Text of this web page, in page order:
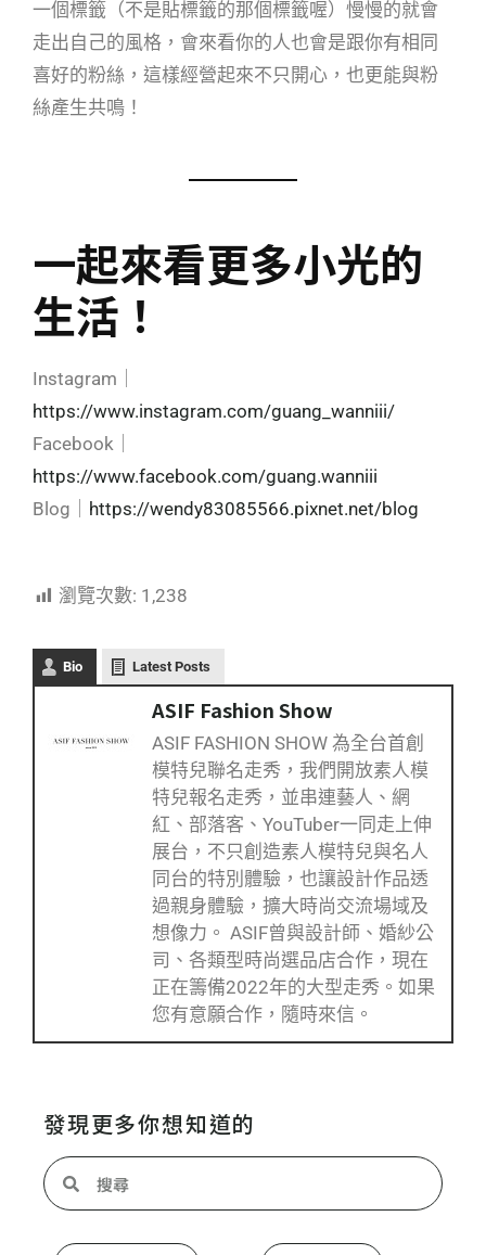
一個標籤（不是貼標籤的那個標籤喔）慢慢的就會
走出自己的風格，會來看你的人也會是跟你有相同
喜好的粉絲，這樣經營起來不只開心，也更能與粉
絲產生共鳴！
一起來看更多小光的
生活！
Instagram｜
https://www.instagram.com/guang_wanniii/
Facebook｜
https://www.facebook.com/guang.wanniii
Blog｜ https://wendy83085566.pixnet.net/blog
瀏覽次數: 1,238
Bio Latest Posts
ASIF Fashion Show
ASIF FASHION SHOW 為全台首創
模特兒聯名走秀，我們開放素人模
特兒報名走秀，並串連藝人、網
紅、部落客、YouTuber一同走上伸
展台，不只創造素人模特兒與名人
同台的特別體驗，也讓設計作品透
過親身體驗，擴大時尚交流場域及
想像力。 ASIF曾與設計師、婚紗公
司、各類型時尚選品店合作，現在
正在籌備2022年的大型走秀。如果
您有意願合作，隨時來信。
發現更多你想知道的